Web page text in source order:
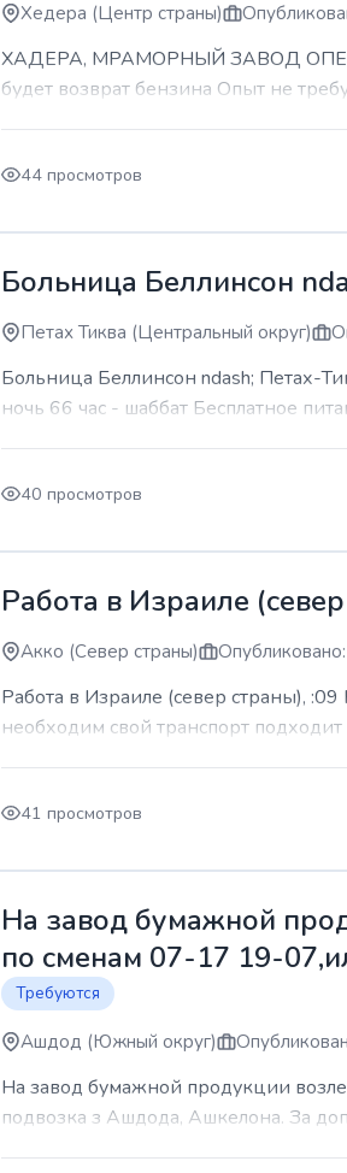
Хедера (Центр страны)
ХАДЕРА, МРАМОРНЫЙ ЗАВОД
будет возврат бензина Опыт не
44 просмотров
Больница Беллинсон
Петах Тиква (Центральный округ)
Больница Беллинсон ndash; Петах-
ночь 66 час - шаббат Бесплатное
40 просмотров
Работа в Израиле
Акко (Север страны)
Работа в Израиле (север страны),
необходим свой транспорт
41 просмотров
На завод бумажной
по сменам 07-17 19-
Требуются
Ашдод (Южный округ)
На завод бумажной продукции
подвозка з Ашдода, Ашкелона. За